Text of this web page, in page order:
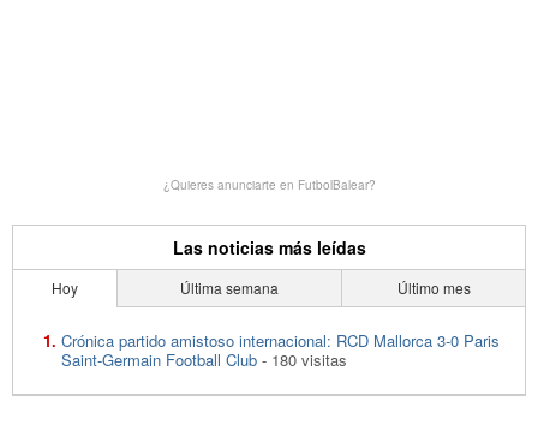
¿Quieres anunciarte en FutbolBalear?
Las noticias más leídas
Hoy Última semana Último mes
Crónica partido amistoso internacional: RCD Mallorca 3-0 Paris
Saint-Germain Football Club - 180 visitas